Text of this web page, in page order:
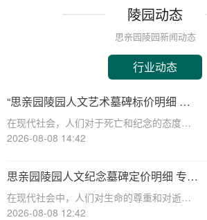
陵园动态
思亲园陵园新闻动态
行业动态
“思亲园陵园人文艺术墓碑标价明细 感
恩季购墓专属补贴”
在现代社会，人们对于死亡和纪念的态度逐
渐变得更加人文和个性化。思亲园陵园作为
直秉承着尊重生命、传承文化的理念，推出
了一系列人文艺术墓碑，以满足不同家庭对
于纪念和缅
2026-08-08 14:42
思亲园陵园人文纪念墓碑定价明细 专属
追思场地购墓即享详解
在现代社会中，人们对生命的尊重和对逝者
的缅怀愈发重视。思亲园陵园作为一家专业
2026-08-08 12:42